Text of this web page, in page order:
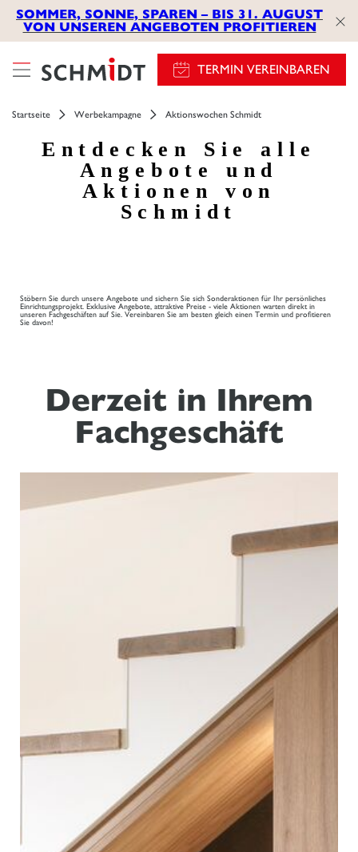
SOMMER, SONNE, SPAREN – BIS 31. AUGUST
VON UNSEREN ANGEBOTEN PROFITIEREN
TERMIN VEREINBAREN
Startseite Werbekampagne Aktionswochen Schmidt
Entdecken Sie alle
Angebote und
Aktionen von
Schmidt
Stöbern Sie durch unsere Angebote und sichern Sie sich Sonderaktionen für Ihr persönliches
Einrichtungsprojekt. Exklusive Angebote, attraktive Preise - viele Aktionen warten direkt in
unseren Fachgeschäften auf Sie. Vereinbaren Sie am besten gleich einen Termin und profitieren
Sie davon!
Derzeit in Ihrem
Fachgeschäft